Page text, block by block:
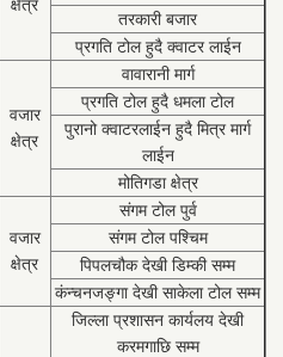
क्षेत्र
तरकारी बजार
प्रगति टोल हुदै क्वाटर लाईन
वजार
क्षेत्र
वावारानी मार्ग
प्रगति टोल हुदै धमला टोल
पुरानो क्वाटरलाईन हुदै मित्र मार्ग
लाईन
मोतिगडा क्षेत्र
वजार
क्षेत्र
संगम टोल पुर्व
संगम टोल पश्चिम
पिपलचौक देखी डिम्की सम्म
कंन्चनजङ्गा देखी साकेला टोल सम्म
जिल्ला प्रशासन कार्यलय देखी
करमगाछि सम्म